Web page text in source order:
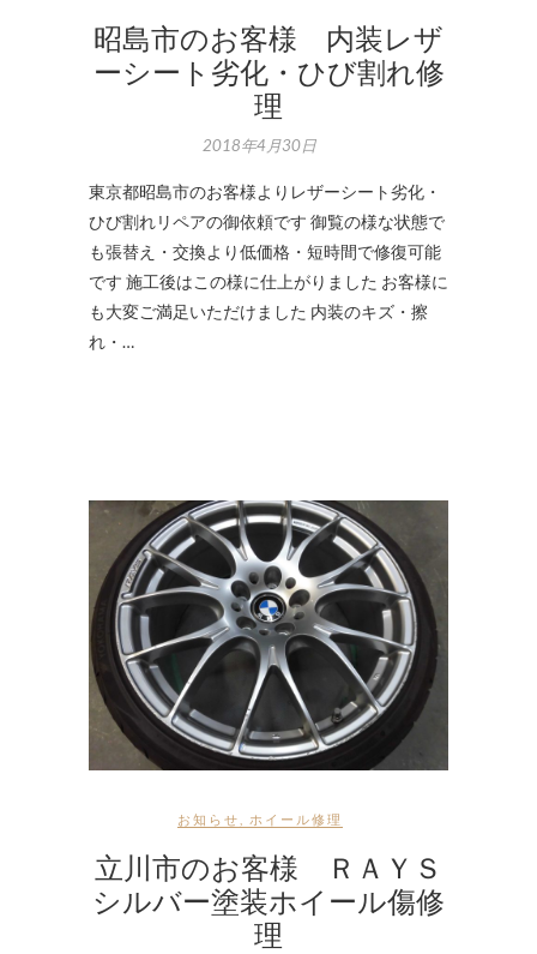
昭島市のお客様 内装レザ
ーシート劣化・ひび割れ修
理
2018年4月30日
東京都昭島市のお客様よりレザーシート劣化・
ひび割れリペアの御依頼です 御覧の様な状態で
も張替え・交換より低価格・短時間で修復可能
です 施工後はこの様に仕上がりました お客様に
も大変ご満足いただけました 内装のキズ・擦
れ・…
お知らせ ホイール修理
立川市のお客様 ＲＡＹＳ
シルバー塗装ホイール傷修
理